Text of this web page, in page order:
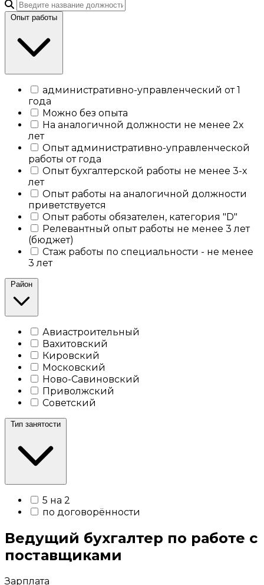
Опыт работы
административно-управленческий от 1
года
Можно без опыта
На аналогичной должности не менее 2х
лет
Опыт административно-управленческой
работы от года
Опыт бухгалтерской работы не менее 3-х
лет
Опыт работы на аналогичной должности
приветствуется
Опыт работы обязателен, категория "D"
Релевантный опыт работы не менее 3 лет
(бюджет)
Стаж работы по специальности - не менее
3 лет
Район
Авиастроительный
Вахитовский
Кировский
Московский
Ново-Савиновский
Приволжский
Советский
Тип занятости
5 на 2
по договорённости
Ведущий бухгалтер по работе с
поставщиками
Зарплата